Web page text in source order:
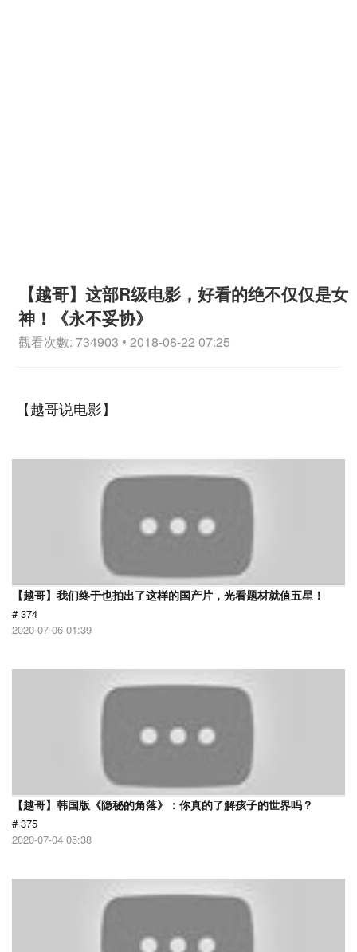
【越哥】这部R级电影，好看的绝不仅仅是女
神！《永不妥协》
觀看次數: 734903 • 2018-08-22 07:25
【越哥说电影】
【越哥】我们终于也拍出了这样的国产片，光看题材就值五星！
# 374
2020-07-06 01:39
【越哥】韩国版《隐秘的角落》：你真的了解孩子的世界吗？
# 375
2020-07-04 05:38